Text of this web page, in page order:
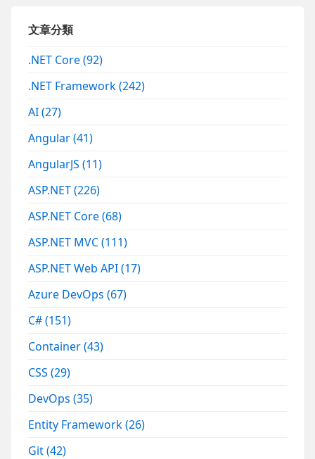
文章分類
.NET Core(92)
.NET Framework(242)
AI(27)
Angular(41)
AngularJS(11)
ASP.NET(226)
ASP.NET Core(68)
ASP.NET MVC(111)
ASP.NET Web API(17)
Azure DevOps(67)
C#(151)
Container(43)
CSS(29)
DevOps(35)
Entity Framework(26)
Git(42)